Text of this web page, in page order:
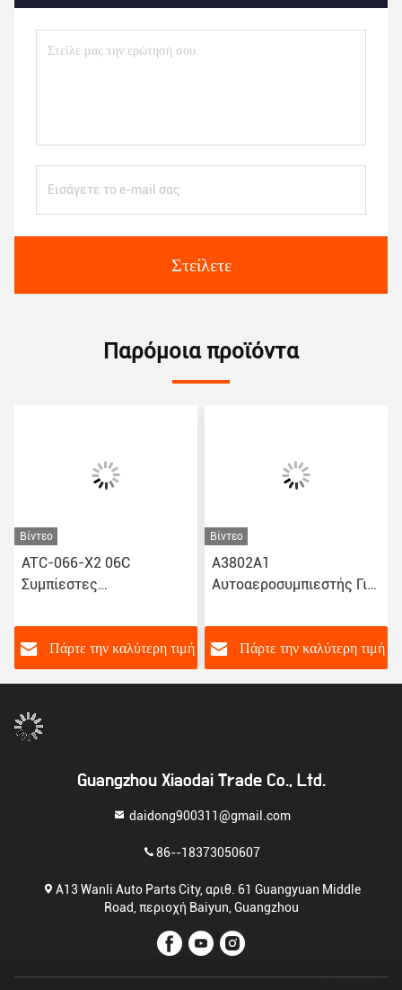
Στείλετε
Παρόμοια προϊόντα
Βίντεο
ATC-066-X2 06C
Συμπίεστες
αυτοκινήτων για Toyota
Corolla Yaris Alitis 88320-
52010 883205201
Πάρτε την καλύτερη τιμή
Βίντεο
Α3802Α1
Αυτοαεροσυμπιεστής Για
Citroen NEW Elysee/C3-
XR JSR11T601088
Πάρτε την καλύτερη τιμή
Guangzhou Xiaodai Trade Co., Ltd.
daidong900311@gmail.com
86--18373050607
Α13 Wanli Auto Parts City, αριθ. 61 Guangyuan Middle
Road, περιοχή Baiyun, Guangzhou